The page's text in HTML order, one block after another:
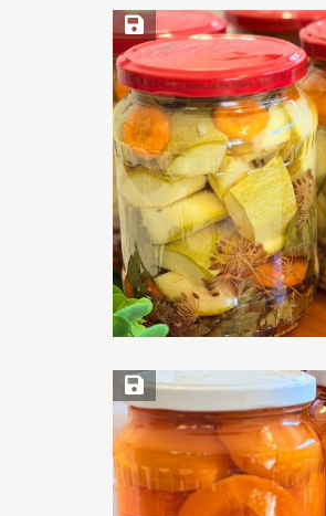
Save Recipe
Save Recipe